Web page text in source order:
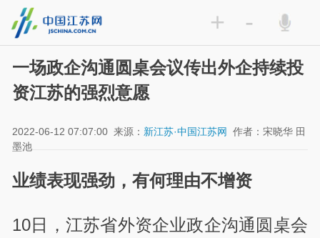
+ -
一场政企沟通圆桌会议传出外企持续投
资江苏的强烈意愿
2022-06-12 07:07:00 来源： 新江苏·中国江苏网
作者：宋晓华 田
墨池
业绩表现强劲，有何理由不增资
10日，江苏省外资企业政企沟通圆桌会